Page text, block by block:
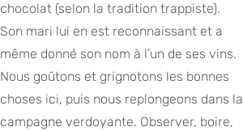
chocolat (selon la tradition trappiste).
Son mari lui en est reconnaissant et a
même donné son nom à l’un de ses vins.
Nous goûtons et grignotons les bonnes
choses ici, puis nous replongeons dans la
campagne verdoyante. Observer, boire,